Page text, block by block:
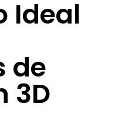
Ideal
de
3D